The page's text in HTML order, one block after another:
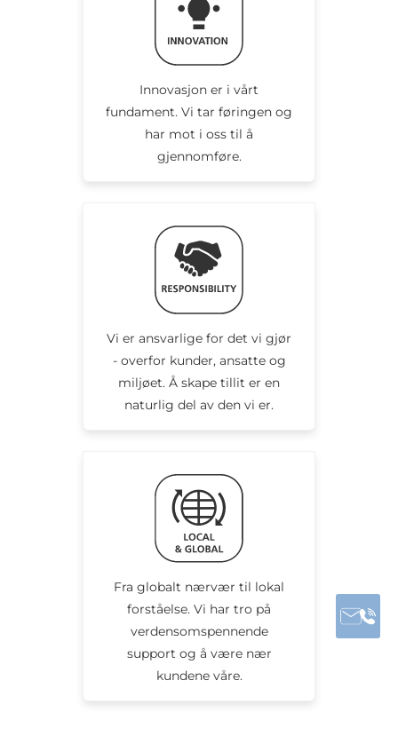
Innovasjon er i vårt
fundament. Vi tar føringen og
har mot i oss til å
gjennomføre.
Vi er ansvarlige for det vi gjør
- overfor kunder, ansatte og
miljøet. Å skape tillit er en
naturlig del av den vi er.
Fra globalt nærvær til lokal
forståelse. Vi har tro på
verdensomspennende
support og å være nær
kundene våre.